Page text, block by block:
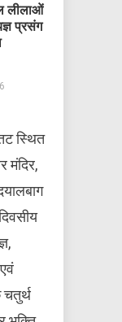
लीलाओं
प्रसंग
स्थित
मंदिर,